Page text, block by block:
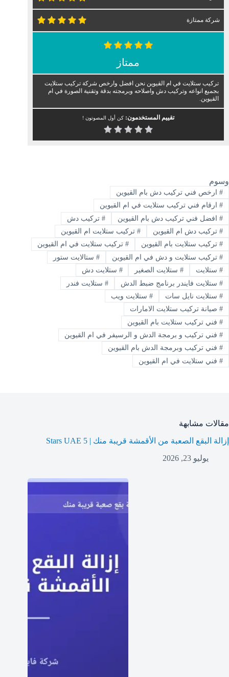
شركة ممتازة
ممتاز
تركيب ستلايت في ام القيوين نحن افضل وارخص شركة تركيب ستلايت
بجميع انواعه وتركيب دش واصلاحه وبرمجته بدقة وتقنية الصورة في ام
القيوين.
تقييم المستخدمون:كن أول المصوتون !
وسوم
#ارخص فني تركيب دش بام القيوين
#ارقام فني تركيب ستلايت في ام القيوين
#افضل فني تركيب دش بام القيوين #تركيب دش
#تركيب دش ام القيوين #تركيب ستلايت ام القيوين
#تركيب ستلايت بام القيوين #تركيب ستلايت في ام القيوين
#تركيب ستلايت و دش في ام القيوين #ستالايت ستور
#ستلايت #ستلايت الصغير # ستلايت دش
#ستلايت فايندر برنامج ضبط الدش #ستلايت فندر
#ستلايت نايل سات #ستلايت ويب
#صيانة تركيب ستلايت الامارات
#فني تركيب ستلايت بام القيوين
#فني تركيب و برمجة الدش و الرسيفر في ام القيوين
#فني تركيب وبرمجة الدش بام القيوين
#فني ستلايت في ام القيوين
مقالات مشابهة
إزالة البقع الصعبة من الأقمشة قريبة منك | 5 Stars UAE
يوليو 23, 2026